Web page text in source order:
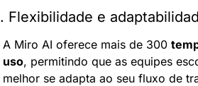
Flexibilidade e
A Miro AI oferece mais de 300
uso, permitindo que as equipes
melhor se adapta ao seu fluxo de